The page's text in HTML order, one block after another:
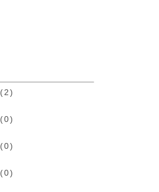
(2)
(0)
(0)
(0)